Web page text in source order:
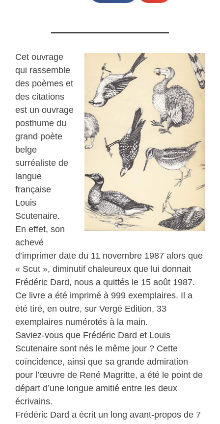
Cet ouvrage
qui rassemble
des poèmes et
des citations
est un ouvrage
posthume du
grand poète
belge
surréaliste de
langue
française
Louis
Scutenaire.
En effet, son
achevé
d’imprimer date du 11 novembre 1987 alors que
« Scut », diminutif chaleureux que lui donnait
Frédéric Dard, nous a quittés le 15 août 1987.
Ce livre a été imprimé à 999 exemplaires. Il a
été tiré, en outre, sur Vergé Edition, 33
exemplaires numérotés à la main.
Saviez-vous que Frédéric Dard et Louis
Scutenaire sont nés le même jour ? Cette
coïncidence, ainsi que sa grande admiration
pour l’œuvre de René Magritte, a été le point de
départ d’une longue amitié entre les deux
écrivains.
Frédéric Dard a écrit un long avant-propos de 7